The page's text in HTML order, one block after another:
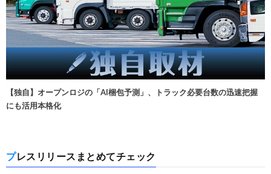
【独自】オープンロジの「AI梱包予測」、トラック必要台数の迅速把握
にも活用本格化
プレスリリースまとめてチェック